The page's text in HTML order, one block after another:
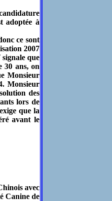
adoptée à
ce sont
2007
que
30 ans, on
Monsieur
Monsieur
des
lors de
que la
avant le
avec
Canine de